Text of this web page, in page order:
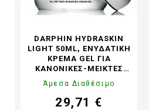
DARPHIN HYDRASKIN
LIGHT 50ML, ΕΝΥΔΑΤΙΚΉ
ΚΡΈΜΑ GEL ΓΙΑ
ΚΑΝΟΝΙΚΈΣ-ΜΕΙΚΤΈΣ
ΕΠΙΔΕΡΜΊΔΕΣ
Άμεσα Διαθέσιμο
Τιμή
29,71 €